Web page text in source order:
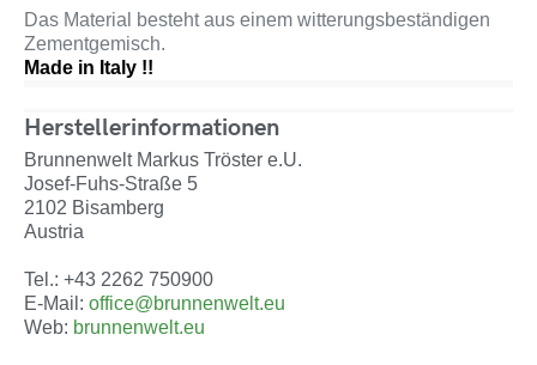
Das Material besteht aus einem witterungsbeständigen
Zementgemisch.
Made in Italy !!
Herstellerinformationen
Brunnenwelt Markus Tröster e.U.
Josef-Fuhs-Straße 5
2102 Bisamberg
Austria
Tel.: +43 2262 750900
E-Mail: office@brunnenwelt.eu
Web: brunnenwelt.eu